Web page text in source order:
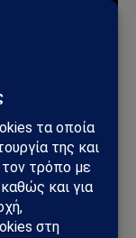
παίρνει
μεγάλη
Θάλασσα και
Μέγαρα –